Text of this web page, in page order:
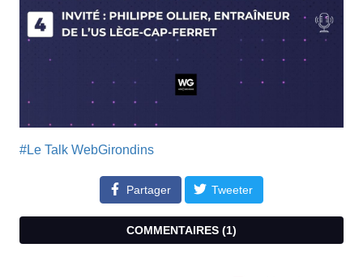
#Le Talk WebGirondins
Partager Tweeter
COMMENTAIRES (1)